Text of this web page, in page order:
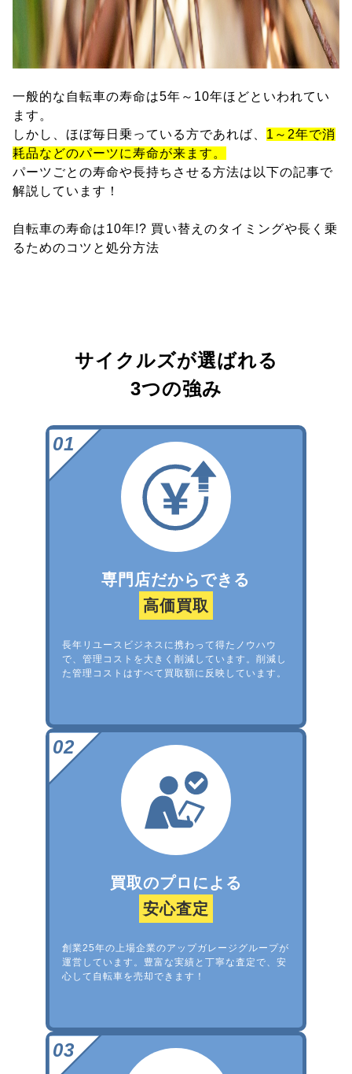
一般的な自転車の寿命は5年～10年ほどといわれてい
ます。
しかし、ほぼ毎日乗っている方であれば、 1～2年で消
耗品などのパーツに寿命が来ます。
パーツごとの寿命や長持ちさせる方法は以下の記事で
解説しています！
自転車の寿命は10年!? 買い替えのタイミングや長く乗
るためのコツと処分方法
サイクルズが選ばれる
3つの強み
専門店だからできる
高価買取
長年リユースビジネスに携わって得たノウハウ
で、管理コストを大きく削減しています。削減し
た管理コストはすべて買取額に反映しています。
買取のプロによる
安心査定
創業25年の上場企業のアップガレージグループが
運営しています。豊富な実績と丁寧な査定で、安
心して自転車を売却できます！